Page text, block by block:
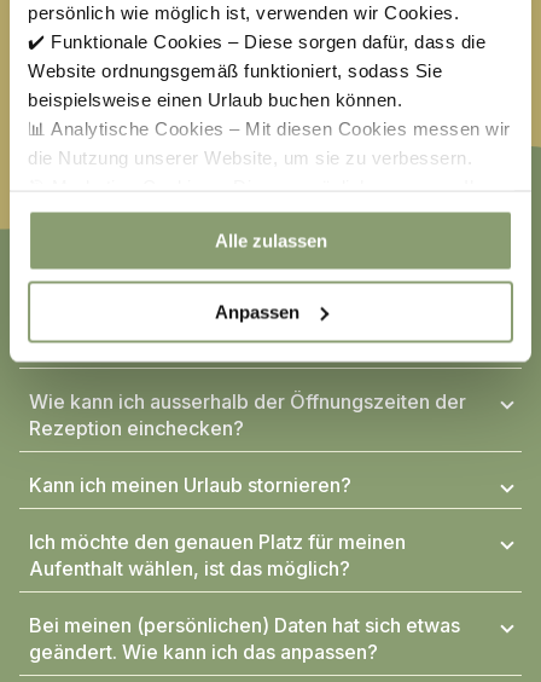
persönlich wie möglich ist, verwenden wir Cookies.
✔️ Funktionale Cookies – Diese sorgen dafür, dass die
Website ordnungsgemäß funktioniert, sodass Sie
beispielsweise einen Urlaub buchen können.
📊 Analytische Cookies – Mit diesen Cookies messen wir
die Nutzung unserer Website, um sie zu verbessern.
relevante Angebote und Werbung anzuzeigen.
Alle zulassen
Anpassen
Osterferien € 31,50 Himmelfahrt
Pfingsten €301,00 Fronleichnam €31,50
Ab wann kann ich ein-/ und auschecken?
Wie kann ich ausserhalb der Öffnungszeiten der
Rezeption einchecken?
Kann ich meinen Urlaub stornieren?
Ich möchte den genauen Platz für meinen
Aufenthalt wählen, ist das möglich?
Bei meinen (persönlichen) Daten hat sich etwas
geändert. Wie kann ich das anpassen?